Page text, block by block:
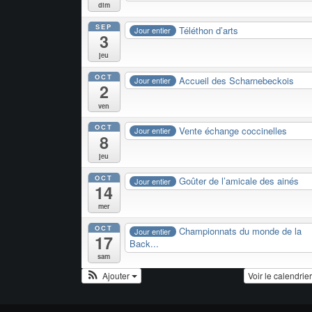
dim
SEP
3
jeu
Jour entier Téléthon d’arts
OCT
2
ven
Jour entier Accueil des Scharnebeckois
OCT
8
jeu
Jour entier Vente échange coccinelles
OCT
14
mer
Jour entier Goûter de l’amicale des ainés
OCT
17
sam
Jour entier
Championnats du monde de la
Back...
Voir le
Ajouter